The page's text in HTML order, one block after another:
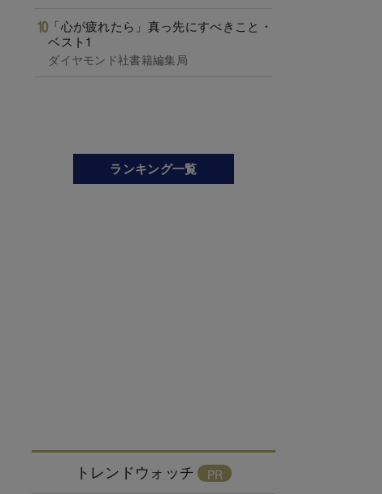
「心が疲れたら」真っ先にすべきこと・
ベスト1
ダイヤモンド社書籍編集局
ランキング一覧
トレンドウォッチ